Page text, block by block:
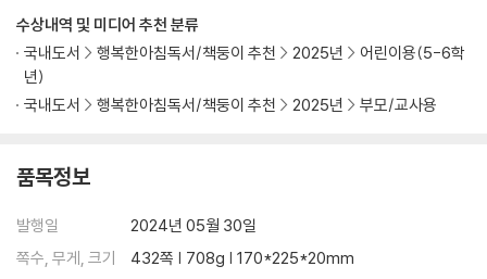
〈30〉 내가 사는 마을을 살펴보고 1박 2일 여행 코스를 만들어요
〈31〉 크로마키 천을 활용해 문화재를 소개해요
〈32〉 페이퍼 크래프트를 활용해 자연환경과 인문 환경에 대해 알아봐요
〈33〉 콜라주로 자연환경과 인문 환경을 표현하고 이들이 어우러진 곳으로
체험 학습을 떠나요
변화를 알아봐요
〈35〉 친환경 에너지인 태양 에너지를 활용해 집을 만들어요
[5장] 교실 속 생태 환경 수업 아이디어 - 실과 교과 연계
수상내역 및 미디어 추천 분류
국내도서
행복한아침독서/책둥이 추천 2025년
어린이용(5-6학
년)
국내도서
행복한아침독서/책둥이 추천 2025년 부모/교사용
품목정보
발행일
2024년 05월 30일
쪽수, 무게, 크기
432쪽 | 708g | 170*225*20mm